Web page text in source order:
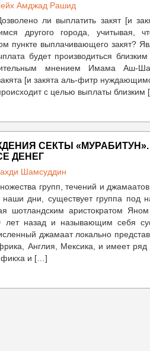
Амджад Рашид
ли выплатить закят [и
другого города, учитывая,
пункте выплачивающего закят?
будет производиться
мнением Имама Аш-
[и закята аль-фитр
с целью выплаты близким
СЕКТЫ
ДЕНЕГ
Шамсуддин
групп, течений и
дни, существует группа под
шотландским аристократом
лет назад и называющим себя
джамаат локально
Англия, Мексика, и имеет ряд
фикха и […]